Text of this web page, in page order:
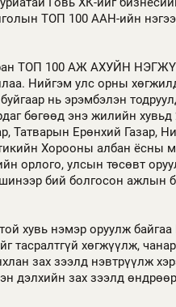
ТОП 100 ААН-ийн
ТОП 100 АЖ АХУЙН
Нийгэм улс орны
нь эрэмбэлэн
бөгөөд энэ жилийн хувьд
Татварын Ерөнхий Газар,
Хорооны албан ёсны
орлого, улсын төсөвт
бий болгосон ажлын
хувь нэмэр оруулж
тасралтгүй хөгжүүлж,
зах зээлд нэвтрүүлж
дэлхийн зах зээлд